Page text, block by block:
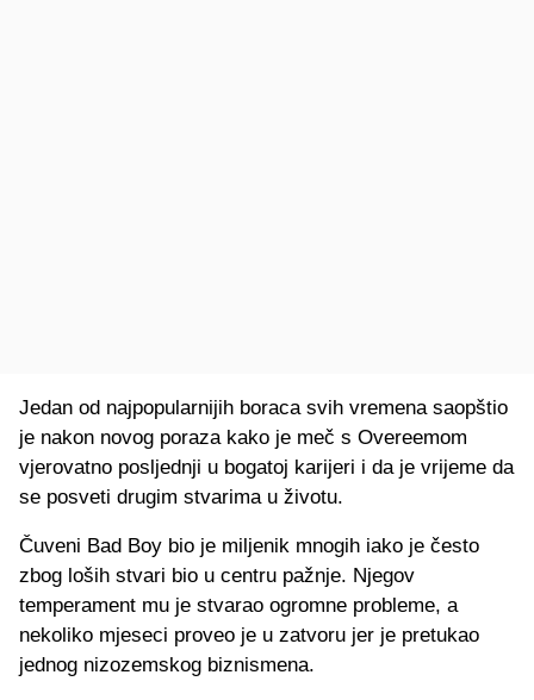
Jedan od najpopularnijih boraca svih vremena saopštio
je nakon novog poraza kako je meč s Overeemom
vjerovatno posljednji u bogatoj karijeri i da je vrijeme da
se posveti drugim stvarima u životu.
Čuveni Bad Boy bio je miljenik mnogih iako je često
zbog loših stvari bio u centru pažnje. Njegov
temperament mu je stvarao ogromne probleme, a
nekoliko mjeseci proveo je u zatvoru jer je pretukao
jednog nizozemskog biznismena.